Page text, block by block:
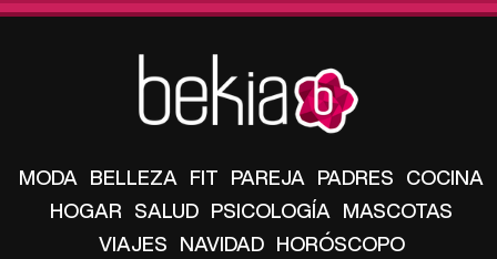
MODA BELLEZA FIT PAREJA PADRES COCINA
HOGAR SALUD PSICOLOGÍA MASCOTAS
VIAJES NAVIDAD HORÓSCOPO